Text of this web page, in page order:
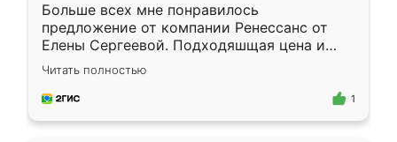
Больше всех мне понравилось
предложение от компании Ренессанс от
Елены Сергеевой. Подходяшщая цена и
короткие сроки изготовления. Приехавший
для замера сотрудник Владислав
предложил по моему эскизу самый
Читать полностью
1